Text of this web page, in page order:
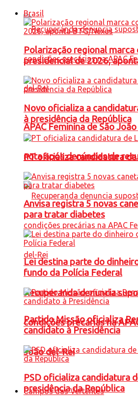
APAC Feminina de São
nota após denúncias de
Recuperanda denuncia
condições precárias na
João del-Rei
Campos das Vertentes
Brasil
Polarização regional marca
presidencial de 2026,
Novo oficializa a
à presidência da República
PT oficializa candidatura
Anvisa registra 5 novas
para tratar diabetes
Lei destina parte do
fundo da Polícia Federal
Partido Missão oficializa
candidato à Presidência
PSD oficializa candidatura
presidência da República